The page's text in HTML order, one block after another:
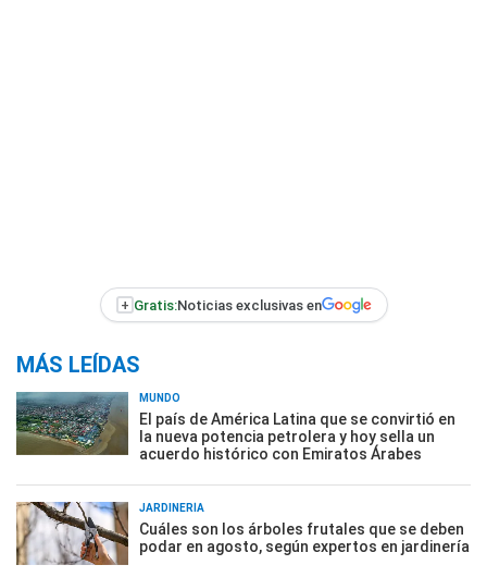
+ Gratis:Noticias exclusivas en
MÁS LEÍDAS
MUNDO
El país de América Latina que se convirtió en
la nueva potencia petrolera y hoy sella un
acuerdo histórico con Emiratos Árabes
JARDINERÍA
Cuáles son los árboles frutales que se deben
podar en agosto, según expertos en jardinería